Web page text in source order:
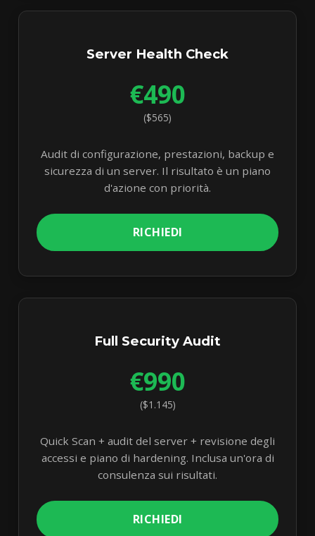
Server Health Check
€490
($565)
Audit di configurazione, prestazioni, backup e
sicurezza di un server. Il risultato è un piano
d'azione con priorità.
RICHIEDI
Full Security Audit
€990
($1.145)
Quick Scan + audit del server + revisione degli
accessi e piano di hardening. Inclusa un'ora di
consulenza sui risultati.
RICHIEDI